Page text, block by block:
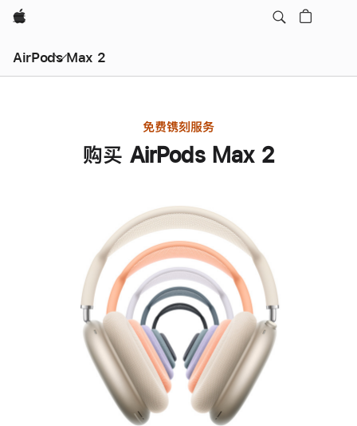
Apple
AirPods Max 2
免费镌刻服务
购买 AirPods Max 2